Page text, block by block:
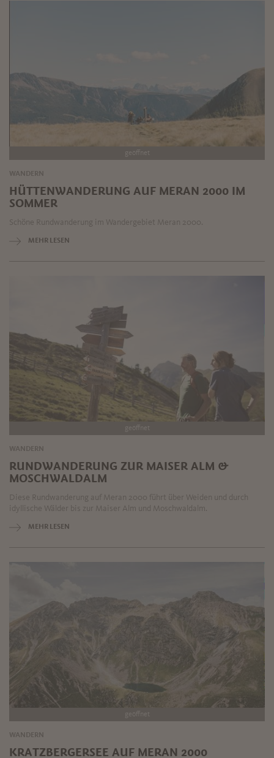
geöffnet
WANDERN
HÜTTENWANDERUNG AUF MERAN 2000 IM
SOMMER
Schöne Rundwanderung im Wandergebiet Meran 2000.
MEHR LESEN
geöffnet
WANDERN
RUNDWANDERUNG ZUR MAISER ALM &
MOSCHWALDALM
Diese Rundwanderung auf Meran 2000 führt über Weiden und durch
idyllische Wälder bis zur Maiser Alm und Moschwaldalm.
MEHR LESEN
geöffnet
WANDERN
KRATZBERGERSEE AUF MERAN 2000